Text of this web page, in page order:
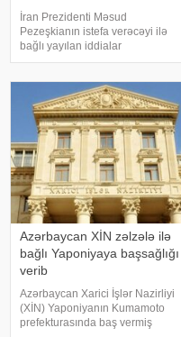
açıqlama
İran Prezidenti Məsud
Pezeşkianın istefa verəcəyi ilə
bağlı yayılan iddialar
müzakirələrə səbəb olub. Bəs
realdır və bu, ölkədə siyasi
böhrana yol aça bilərmi?. Mövzu
ilə bağlı -a danışan siyas
Azərbaycan XİN zəlzələ ilə
bağlı Yaponiyaya başsağlığı
verib
Azərbaycan Xarici İşlər Nazirliyi
(XİN) Yaponiyanın Kumamoto
prefekturasında baş vermiş